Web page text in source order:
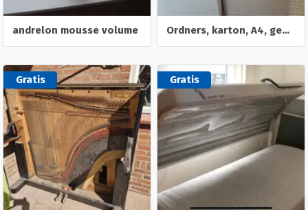
andrelon mousse volume Ordners, karton, A4, gebruikt
Gratis Gratis